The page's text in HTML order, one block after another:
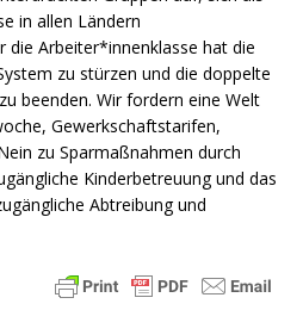
in allen Ländern
die Arbeiter*innenklasse hat die
zu stürzen und die doppelte
beenden. Wir fordern eine Welt
Gewerkschaftstarifen,
zu Sparmaßnahmen durch
Kinderbetreuung und das
Abtreibung und